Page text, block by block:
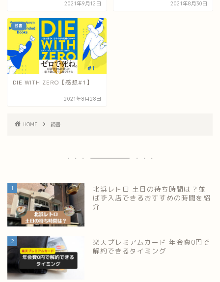
2021年9月12日 2021年8月30日
読書
DIE WITH ZERO【感想#1】
2021年8月28日
HOME 読書
1
北浜レトロ 土日の待ち時間は？並
ばず入店できるおすすめの時間を紹
介
2
楽天プレミアムカード 年会費0円で
解約できるタイミング